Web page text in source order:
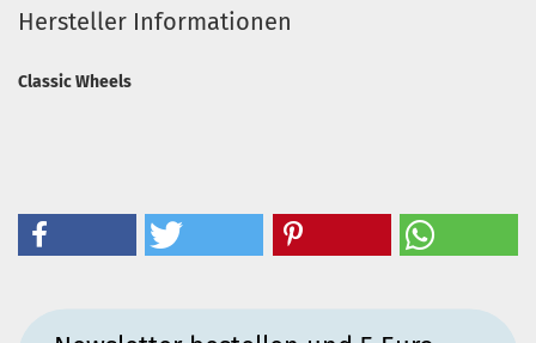
Hersteller Informationen
Classic Wheels